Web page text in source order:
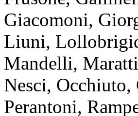
Giacomoni,
Liuni,
Mandelli,
Nesci, Occhiuto,
Perantoni,